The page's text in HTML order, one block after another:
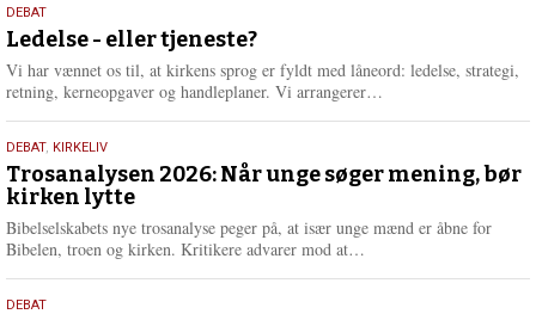
e
r
e
10.
juni
2026
DEBAT
Ledelse - eller tjeneste?
Vi har vænnet os til, at kirkens sprog er fyldt med låneord: ledelse, strategi,
retning, kerneopgaver og handleplaner. Vi arrangerer…
e
2.
juni
2026
DEBAT, KIRKELIV
Trosanalysen 2026: Når unge søger mening, bør
kirken lytte
Bibelselskabets nye trosanalyse peger på, at især unge mænd er åbne for
Bibelen, troen og kirken. Kritikere advarer mod at…
18.
DEBAT